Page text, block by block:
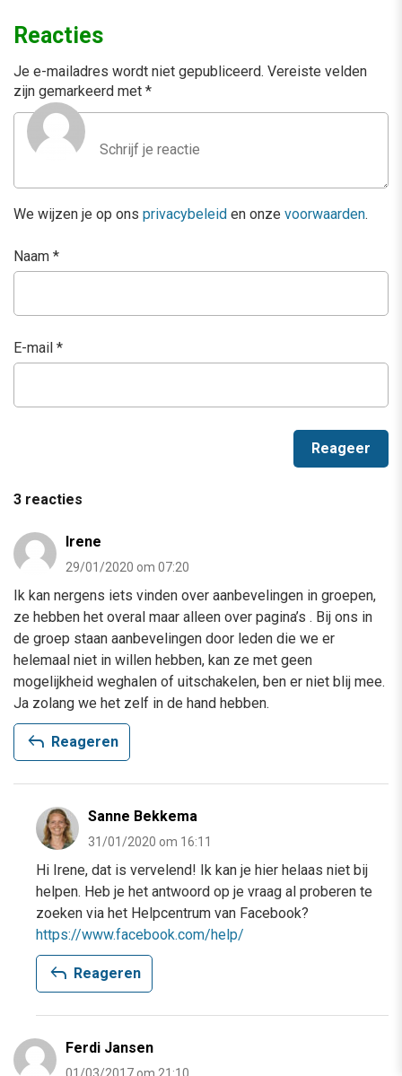
Reacties
Je e-mailadres wordt niet gepubliceerd. Vereiste velden
zijn gemarkeerd met *
We wijzen je op ons privacybeleid en onze voorwaarden.
Naam *
E-mail *
3 reacties
Irene
29/01/2020 om 07:20
Ik kan nergens iets vinden over aanbevelingen in groepen,
ze hebben het overal maar alleen over pagina’s . Bij ons in
de groep staan aanbevelingen door leden die we er
helemaal niet in willen hebben, kan ze met geen
mogelijkheid weghalen of uitschakelen, ben er niet blij mee.
Ja zolang we het zelf in de hand hebben.
reply Reageren
Sanne Bekkema
31/01/2020 om 16:11
Hi Irene, dat is vervelend! Ik kan je hier helaas niet bij
helpen. Heb je het antwoord op je vraag al proberen te
zoeken via het Helpcentrum van Facebook?
https://www.facebook.com/help/
reply Reageren
Ferdi Jansen
01/03/2017 om 21:10